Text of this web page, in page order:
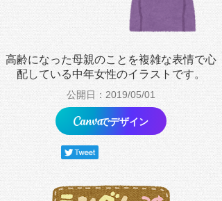
高齢になった母親のことを複雑な表情で心
配している中年女性のイラストです。
公開日：2019/05/01
でデザイン